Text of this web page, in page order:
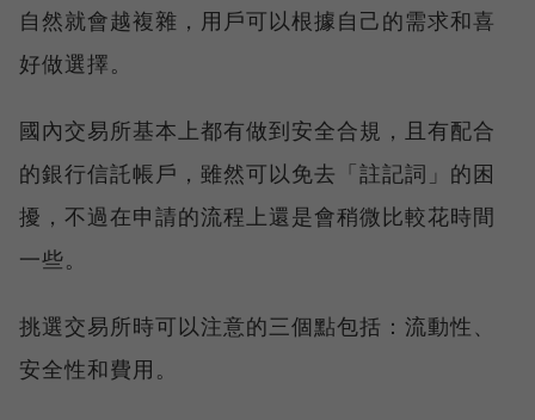
自然就會越複雜，用戶可以根據自己的需求和喜
好做選擇。
國內交易所基本上都有做到安全合規，且有配合
的銀行信託帳戶，雖然可以免去「註記詞」的困
擾，不過在申請的流程上還是會稍微比較花時間
一些。
挑選交易所時可以注意的三個點包括：流動性、
安全性和費用。